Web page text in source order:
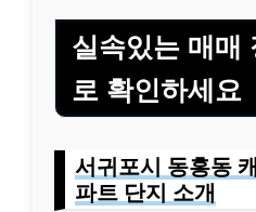
실속있는 매매
로 확인하세요
서귀포시 동홍동
파트 단지 소개